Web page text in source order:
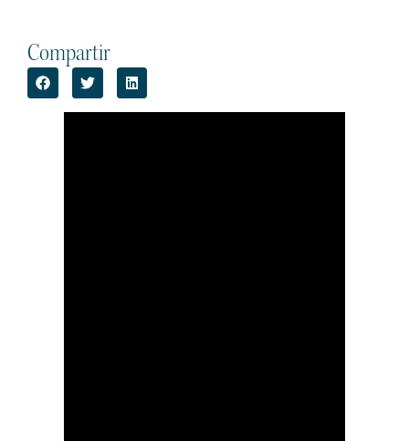
Compartir